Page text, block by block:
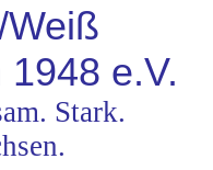
1948 e.V.
Stark.